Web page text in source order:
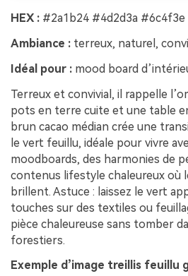
HEX : #2a1b24 #4d2d3a
Ambiance : terreux, naturel,
Idéal pour : mood board
Terreux et convivial, il rappelle
pots en terre cuite et une table
brun cacao médian crée une
le vert feuillu, idéale pour vivre
moodboards, des harmonies de
contenus lifestyle chaleureux où
brillent. Astuce : laissez le vert
touches sur des textiles ou
pièce chaleureuse sans tomber
forestiers.
Exemple d’image treillis feuillu